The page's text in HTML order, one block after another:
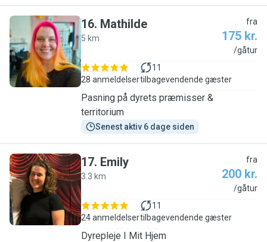
M
16. Mathilde
5 km
fra
175 kr.
/gåtur
28 anmeldelser
11
tilbagevendende gæster
Pasning på dyrets præmisser &
territorium
Senest aktiv 6 dage siden
E
17. Emily
3.3 km
fra
200 kr.
/gåtur
24 anmeldelser
11
tilbagevendende gæster
Dyrepleje I Mit Hjem